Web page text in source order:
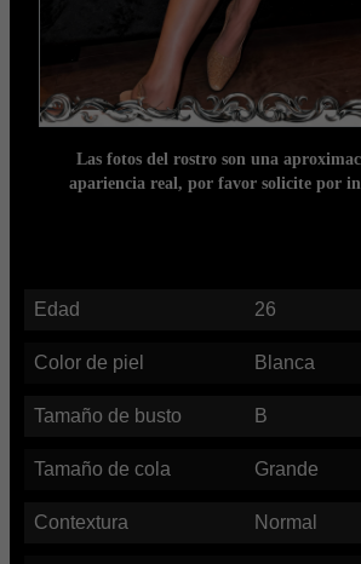
Las fotos del rostro son una
apariencia real, por favor solicite por
Edad 26
Color de piel Blanca
Tamaño de busto B
Tamaño de cola Grande
Contextura Normal